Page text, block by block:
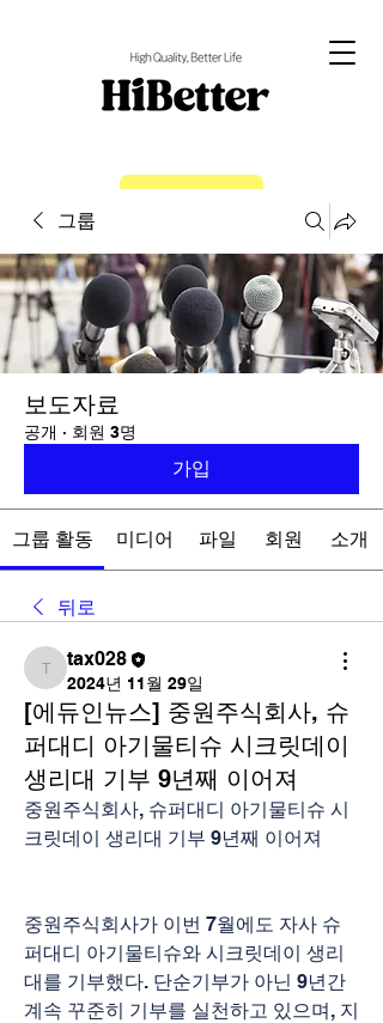
그룹
보도자료
공개 · 회원 3명
가입
그룹 활동 미디어 파일 회원 소개
뒤로
tax028
tax028
2024년 11월 29일
[에듀인뉴스] 중원주식회사, 슈
퍼대디 아기물티슈 시크릿데이
생리대 기부 9년째 이어져
중원주식회사, 슈퍼대디 아기물티슈 시
크릿데이 생리대 기부 9년째 이어져
중원주식회사가 이번 7월에도 자사 슈
퍼대디 아기물티슈와 시크릿데이 생리
대를 기부했다. 단순기부가 아닌 9년간
계속 꾸준히 기부를 실천하고 있으며, 지